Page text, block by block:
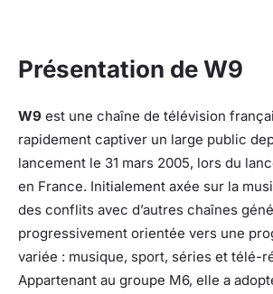
Présentation de W9
W9 est une chaîne de télévision
rapidement captiver un large public
lancement le 31 mars 2005, lors du
en France. Initialement axée sur la
des conflits avec d’autres chaînes
progressivement orientée vers une
variée : musique, sport, séries et télé-
Appartenant au groupe M6, elle a